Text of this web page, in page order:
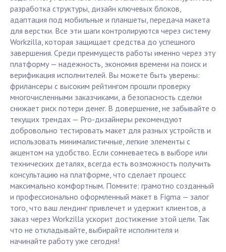
разработка структуры, дизайн ключевых блоков,
адаптация под мобильные и планшеты, передача макета
для верстки. Все эти шаги контролируются через систему
Workzilla, которая защищает средства до успешного
завершения. Среди преимуществ работы именно через эту
платформу — надежность, экономия времени на поиск и
верификация исполнителей. Вы можете быть уверены:
фрилансеры с высоким рейтингом прошли проверку
многочисленными заказчиками, а безопасность сделки
снижает риск потери денег. В довершение, не забывайте о
текущих трендах — Pro-дизайнеры рекомендуют
добровольно тестировать макет для разных устройств и
использовать минималистичные, легкие элементы с
акцентом на удобство. Если сомневаетесь в выборе или
технических деталях, всегда есть возможность получить
консультацию на платформе, что сделает процесс
максимально комфортным. Помните: грамотно созданный
и профессионально оформленный макет в Figma — залог
того, что ваш лендинг привлечет и удержит клиентов, а
заказ через Workzilla ускорит достижение этой цели. Так
что не откладывайте, выбирайте исполнителя и
начинайте работу уже сегодня!